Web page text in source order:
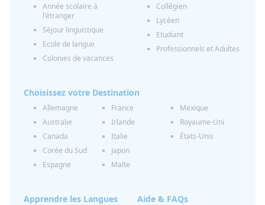
Année scolaire à
l'étranger
Séjour linguistique
Ecole de langue
Colonies de vacances
Collégien
Lycéen
Etudiant
Professionnels et Adultes
Choisissez votre Destination
Allemagne
Australie
Canada
Corée du Sud
Espagne
France
Irlande
Italie
Japon
Malte
Mexique
Royaume-Uni
États-Unis
Apprendre les Langues Aide & FAQs